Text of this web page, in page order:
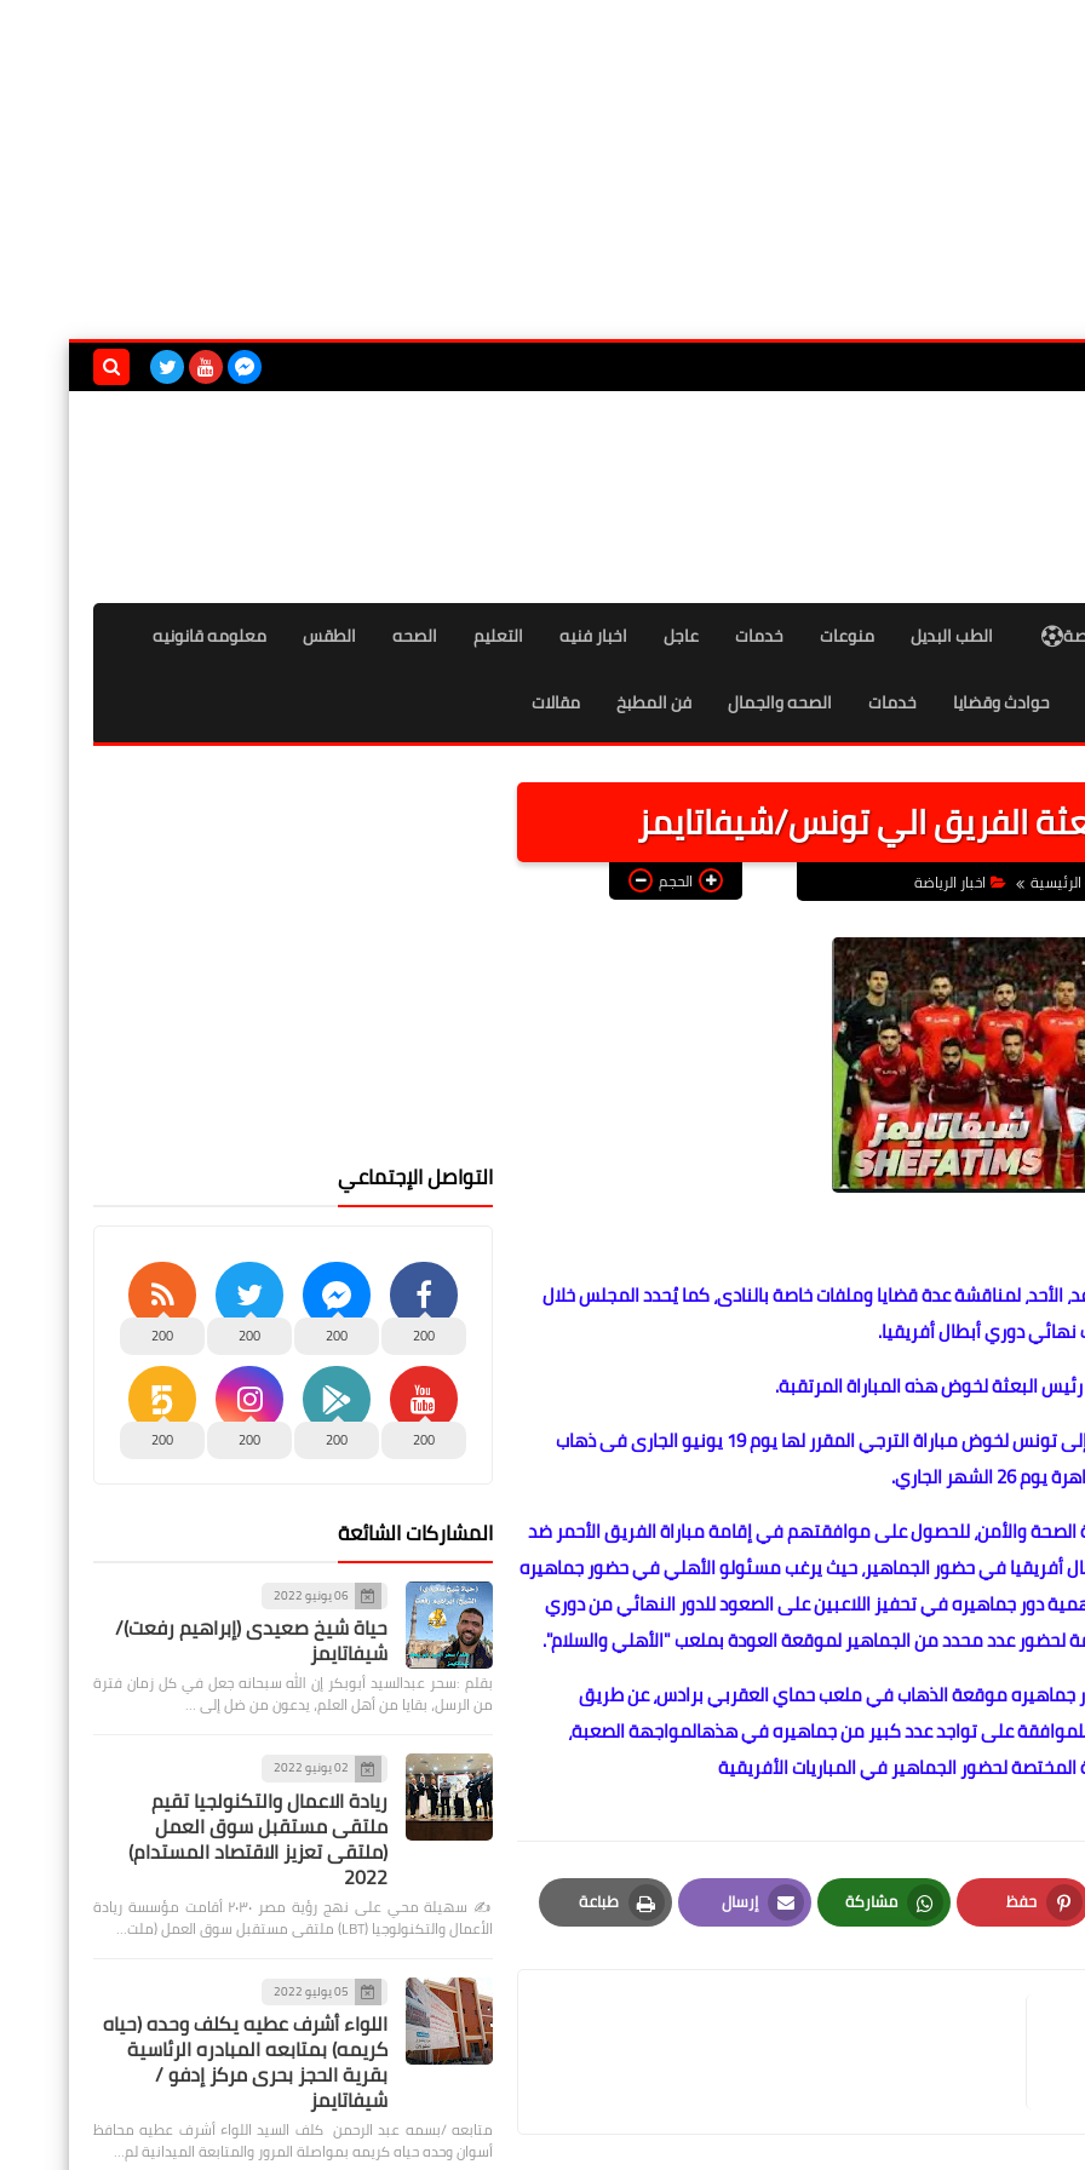
الطب البديل منوعات خدمات عاجل اخبار فنيه التعليم الصحه الطقس معلومه قانونيه
حوادث وقضايا خدمات الصحه والجمال فن المطبخ مقالات
الفريق الي تونس/شيفاتايمز
اخبار الرياضة الحجم
لمناقشة عدة قضايا وملفات خاصة بالنادى، كما يُحدد المجلس خلال
دوري أبطال أفريقيا.
البعثة لخوض هذه المباراة المرتقبة.
وحدد الأهلي الساعة الرابعة عصر الثلاثاء المقبل موعداً للسفر إلى تونس لخوض مباراة الترجي المقرر لها يوم 19 يونيو الجارى فى ذهاب
الجاري.
والأمن، للحصول على موافقتهم في إقامة مباراة الفريق الأحمر ضد
أفريقيا في حضور الجماهير، حيث يرغب مسئولو الأهلي في حضور جماهيره
26 يونيو الجاري، ليقينه بأهمية دور جماهيره في تحفيز اللاعبين على الصعود للدور النهائي من دوري
لحضور عدد محدد من الجماهير لموقعة العودة بملعب "الأهلي والسلام".
جماهيره موقعة الذهاب في ملعب حماي العقربي برادس، عن طريق
على تواجد عدد كبير من جماهيره في هذهالمواجهة الصعبة،
لحضور الجماهير في المباريات الأفريقية
حفظ
Pinterest
مشاركة
Whatsapp
إرسال
Email
طباعة
Print
التواصل الإجتماعي
200
200
200
200
200
200
200
200
المشاركات الشائعة
06 يونيو 2022
حياة شيخ صعيدى (إبراهيم رفعت)/
شيفاتايمز
بقلم :سحر عبدالسيد أبوبكر إن الله سبحانه جعل في كل زمان فترة
من الرسل، بقايا من أهل العلم، يدعون من ضل إلى …
02 يونيو 2022
ريادة الاعمال والتكنولجيا تقيم
ملتقى مستقبل سوق العمل
(ملتقى تعزيز الاقتصاد المستدام)
2022
✍️ سهيلة محي على نهج رؤية مصر ٢٠٣٠ أقامت مؤسسة ريادة
الأعمال والتكنولوجيا (LBT) ملتقى مستقبل سوق العمل (ملت…
05 يوليو 2022
اللواء أشرف عطيه يكلف وحده (حياه
كريمه) بمتابعه المبادره الرئاسية
بقرية الحجز بحرى مركز إدفو /
شيفاتايمز
متابعه /بسمه عبد الرحمن كلف السيد اللواء أشرف عطيه محافظ
أسوان وحده حياه كريمه بمواصلة المرور والمتابعة الميدانية لم…